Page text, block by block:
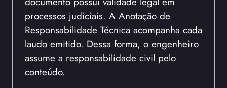
processos judiciais. A Anotação de
Responsabilidade Técnica acompanha cada
laudo emitido. Dessa forma, o engenheiro
assume a responsabilidade civil pelo
conteúdo.